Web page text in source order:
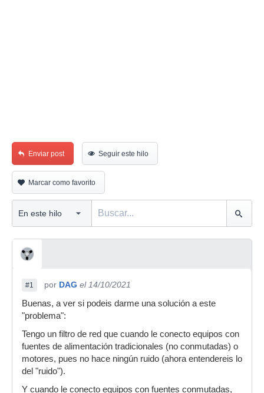
Enviar post Seguir este hilo
Marcar como favorito
#1 por DAG el 14/10/2021
Buenas, a ver si podeis darme una solución a este
"problema":
Tengo un filtro de red que cuando le conecto equipos con
fuentes de alimentación tradicionales (no conmutadas) o
motores, pues no hace ningún ruido (ahora entendereis lo
del "ruido").
Y cuando le conecto equipos con fuentes conmutadas,